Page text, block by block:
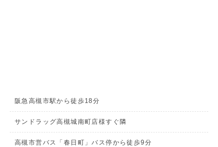
阪急高槻市駅から徒歩18分
サンドラッグ高槻城南町店様すぐ隣
高槻市営バス「春日町」バス停から徒歩9分